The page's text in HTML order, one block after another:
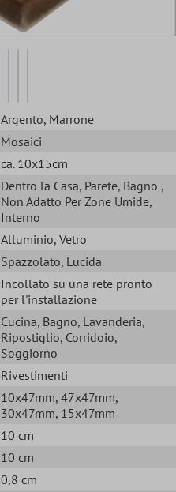
Argento, Marrone
Mosaici
ca. 10x15cm
Dentro la Casa, Parete, Bagno ,
Non Adatto Per Zone Umide,
Interno
Alluminio, Vetro
Spazzolato, Lucida
Incollato su una rete pronto
per l'installazione
Cucina, Bagno, Lavanderia,
Ripostiglio, Corridoio,
Soggiorno
Rivestimenti
10x47mm, 47x47mm,
30x47mm, 15x47mm
10 cm
10 cm
0,8 cm